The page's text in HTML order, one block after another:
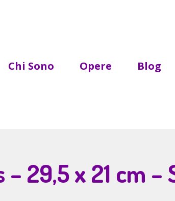
Chi Sono Opere Blog
– 29,5 x 21 cm